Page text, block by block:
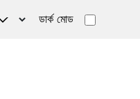
ডার্ক মোড